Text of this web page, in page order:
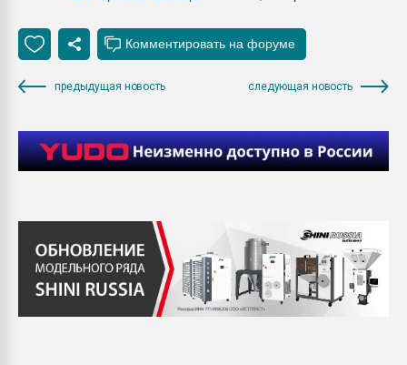
предыдущая новость следующая новость